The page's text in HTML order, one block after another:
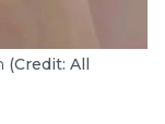
(Credit: All